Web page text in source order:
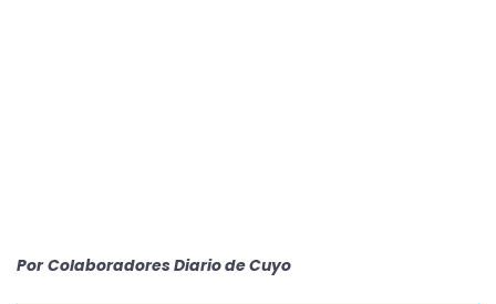
Por Colaboradores Diario de Cuyo